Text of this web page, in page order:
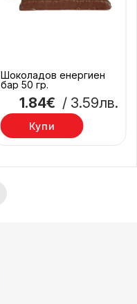
1.84€ / 3.59лв.
Шоколадов енергиен
бар 50 гр.
Купи